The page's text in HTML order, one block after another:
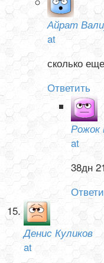
Айрат
at
сколько
Ответить
Рожок
at
38дн
Денис Куликов
at